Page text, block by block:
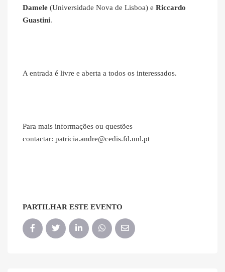
Damele (Universidade Nova de Lisboa) e Riccardo
Guastini.
A entrada é livre e aberta a todos os interessados.
Para mais informações ou questões
contactar: patricia.andre@cedis.fd.unl.pt
PARTILHAR ESTE EVENTO